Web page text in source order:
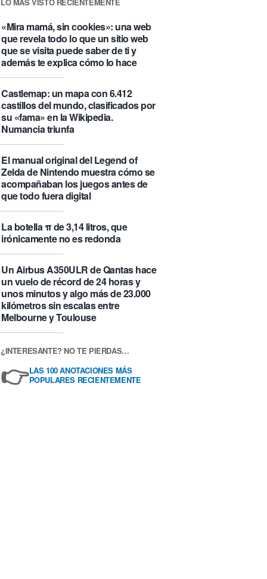
LO MÁS VISTO RECIENTEMENTE
«Mira mamá, sin cookies»: una web
que revela todo lo que un sitio web
que se visita puede saber de ti y
además te explica cómo lo hace
Castlemap: un mapa con 6.412
castillos del mundo, clasificados por
su «fama» en la Wikipedia.
Numancia triunfa
El manual original del Legend of
Zelda de Nintendo muestra cómo se
acompañaban los juegos antes de
que todo fuera digital
La botella π de 3,14 litros, que
irónicamente no es redonda
Un Airbus A350ULR de Qantas hace
un vuelo de récord de 24 horas y
unos minutos y algo más de 23.000
kilómetros sin escalas entre
Melbourne y Toulouse
¿INTERESANTE? NO TE PIERDAS…
👉LAS 100 ANOTACIONES MÁS
POPULARES RECIENTEMENTE